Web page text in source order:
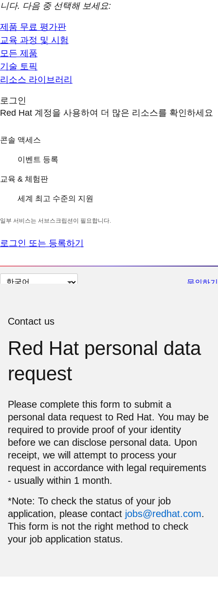
니다. 다음 중 선택해 보세요:
제품 무료 평가판
교육 과정 및 시험
모든 제품
기술 토픽
리소스 라이브러리
로그인
Red Hat 계정을 사용하여 더 많은 리소스를 확인하세요
콘솔 액세스
이벤트 등록
교육 & 체험판
세계 최고 수준의 지원
일부 서비스는 서브스크립션이 필요합니다.
로그인 또는 등록하기
페
언
문의하기
Contact us
Red Hat personal data
request
Please complete this form to submit a
personal data request to Red Hat. You may be
required to provide proof of your identity
before we can disclose personal data. Upon
receipt, we will attempt to process your
request in accordance with legal requirements
- usually within 1 month.
*Note: To check the status of your job
application, please contact jobs@redhat.com.
This form is not the right method to check
your job application status.